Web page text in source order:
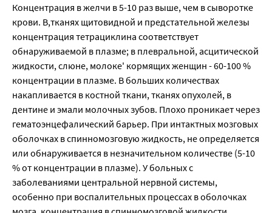
Концентрация в желчи в 5-10 раз выше, чем в сыворотке
крови. В,тканях щитовидной и предстательной железы
концентрация тетрациклина соответствует
обнаруживаемой в плазме; в плевральной, асцитической
жидкости, слюне, молоке' кормящих женщин - 60-100 %
концентрации в плазме. В больших количествах
накапливается в костной ткани, тканях опухолей, в
дентине и эмали молочных зубов. Плохо проникает через
гематоэнцефалический барьер. При интактных мозговых
оболочках в спинномозговую жидкость, не определяется
или обнаруживается в незначительном количестве (5-10
% от концентрации в плазме). У больных с
заболеваниями центральной нервной системы,
особенно при воспалительных процессах в оболочках